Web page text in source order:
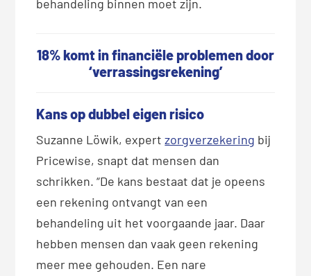
behandeling binnen moet zijn.
18% komt in financiële problemen door
‘verrassingsrekening’
Kans op dubbel eigen risico
Suzanne Löwik, expertzorgverzekering bij
Pricewise, snapt dat mensen dan
schrikken. “De kans bestaat dat je opeens
een rekening ontvangt van een
behandeling uit het voorgaande jaar. Daar
hebben mensen dan vaak geen rekening
meer mee gehouden. Een nare